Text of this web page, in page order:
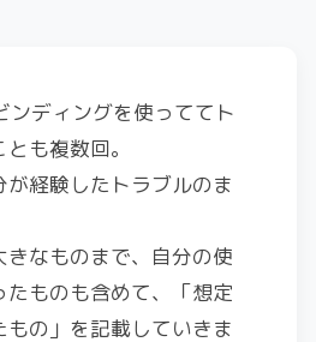
ンディングを使っててト
も複数回。
経験したトラブルのま
きなものまで、自分の使
たものも含めて、「想定
の」を記載していきま